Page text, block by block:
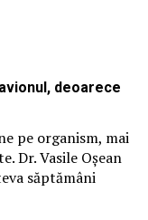
deoarece
pe organism, mai
Dr. Vasile Oșean
săptămâni